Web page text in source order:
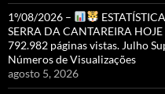
1º/08/2026 –
SERRA DA CANTAREIRA
792.982 páginas vistas. Julho
Números de Visualizações
agosto 5, 2026